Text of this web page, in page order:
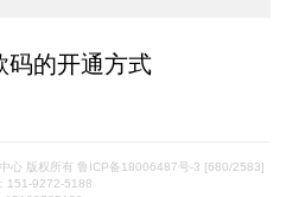
码的开通方式
心 版权所有 鲁ICP备18006487号-3 [680/2583]
151-9272-5188